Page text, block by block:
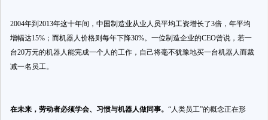
2004年到2013年这十年间，中国制造业从业人员平均工资增长了3倍，年平均
增幅达15%；而机器人价格则每年下降30%。一位制造企业的CEO曾说，若一
台20万元的机器人能完成一个人的工作，自己将毫不犹豫地买一台机器人而裁
减一名员工。
在未来，劳动者必须学会、习惯与机器人做同事。 “人类员工”的概念正在形